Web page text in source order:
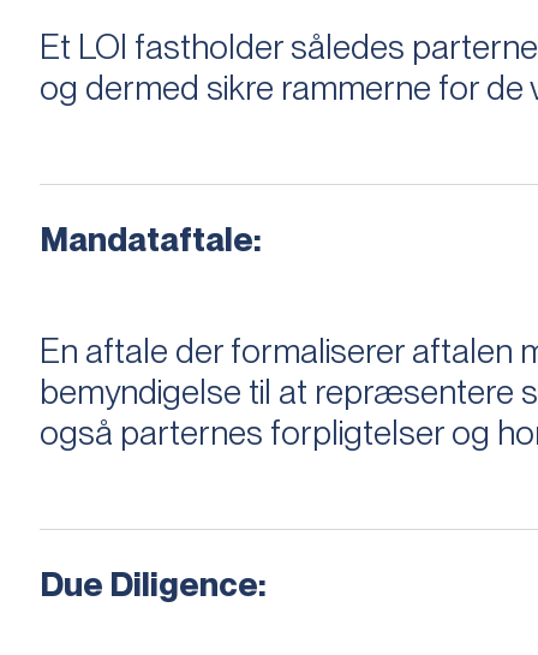
Et LOI fastholder således
og dermed sikre rammerne for de
Mandataftale:
En aftale der formaliserer
bemyndigelse til at repræsentere
også parternes forpligtelser og
Due Diligence: